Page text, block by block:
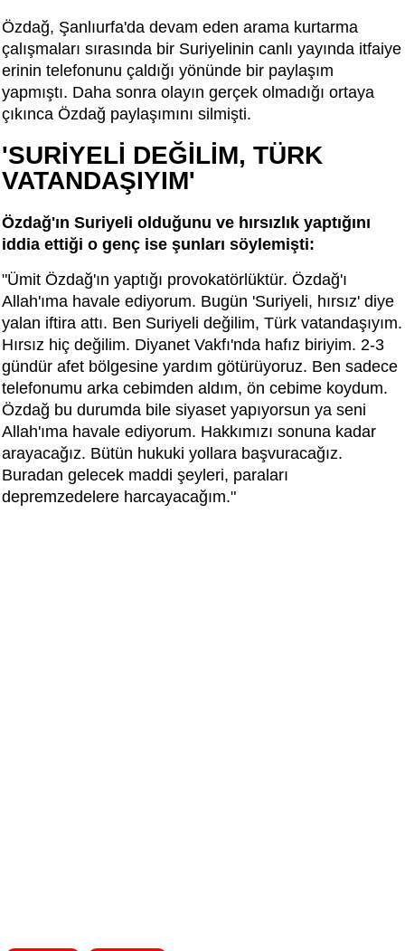
Özdağ, Şanlıurfa'da devam eden arama kurtarma
çalışmaları sırasında bir Suriyelinin canlı yayında itfaiye
erinin telefonunu çaldığı yönünde bir paylaşım
yapmıştı. Daha sonra olayın gerçek olmadığı ortaya
çıkınca Özdağ paylaşımını silmişti.
'SURİYELİ DEĞİLİM, TÜRK
VATANDAŞIYIM'
Özdağ'ın Suriyeli olduğunu ve hırsızlık yaptığını
iddia ettiği o genç ise şunları söylemişti:
"Ümit Özdağ'ın yaptığı provokatörlüktür. Özdağ'ı
Allah'ıma havale ediyorum. Bugün 'Suriyeli, hırsız' diye
yalan iftira attı. Ben Suriyeli değilim, Türk vatandaşıyım.
Hırsız hiç değilim. Diyanet Vakfı'nda hafız biriyim. 2-3
gündür afet bölgesine yardım götürüyoruz. Ben sadece
telefonumu arka cebimden aldım, ön cebime koydum.
Özdağ bu durumda bile siyaset yapıyorsun ya seni
Allah'ıma havale ediyorum. Hakkımızı sonuna kadar
arayacağız. Bütün hukuki yollara başvuracağız.
Buradan gelecek maddi şeyleri, paraları
depremzedelere harcayacağım."